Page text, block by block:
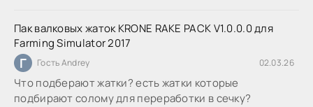
Пак валковых жаток KRONE RAKE PACK V1.0.0.0 для
Farming Simulator 2017
Г Гость Andrey 02.03.26
Что подберают жатки? есть жатки которые
подбирают солому для переработки в сечку?